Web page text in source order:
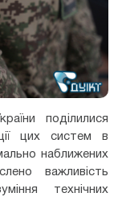
поділилися
цих систем в
наближених
важливість
технічних